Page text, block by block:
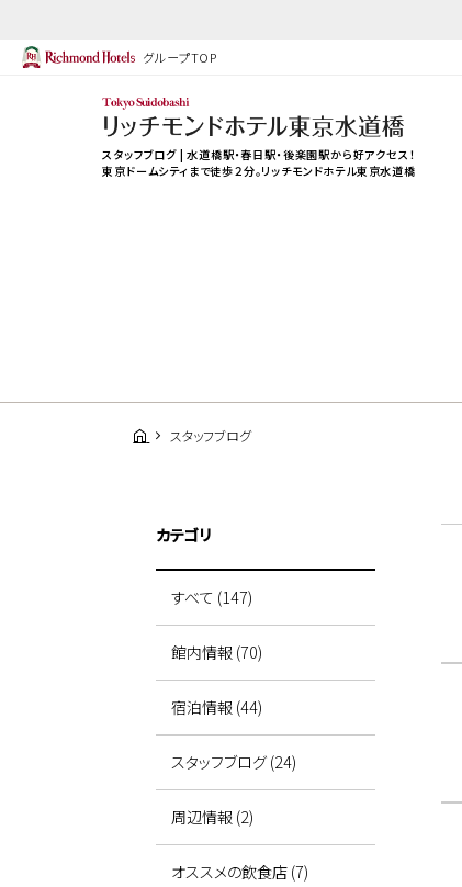
グループTOP
スタッフブログ | 水道橋駅・春日駅・後楽園駅から好アクセス！
東京ドームシティまで徒歩２分。リッチモンドホテル東京水道橋
スタッフブログ
カテゴリ
すべて (147)
館内情報 (70)
宿泊情報 (44)
スタッフブログ (24)
周辺情報 (2)
オススメの飲食店 (7)